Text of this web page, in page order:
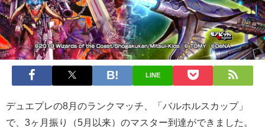
LINE
デュエプレの8月のランクマッチ、「バルホルスカップ」
で、3ヶ月振り（5月以来）のマスター到達ができました。